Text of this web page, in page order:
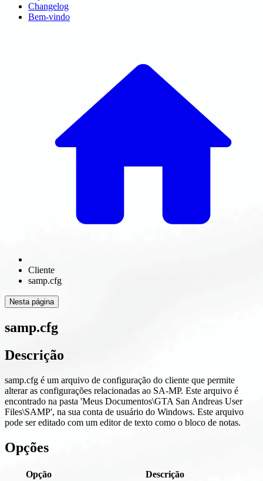
Changelog
Bem-vindo
Cliente
samp.cfg
Nesta página
samp.cfg
Descrição
samp.cfg é um arquivo de configuração do cliente que permite
alterar as configurações relacionadas ao SA-MP. Este arquivo é
encontrado na pasta 'Meus Documentos\GTA San Andreas User
Files\SAMP', na sua conta de usuário do Windows. Este arquivo
pode ser editado com um editor de texto como o bloco de notas.
Opções
Opção Descrição